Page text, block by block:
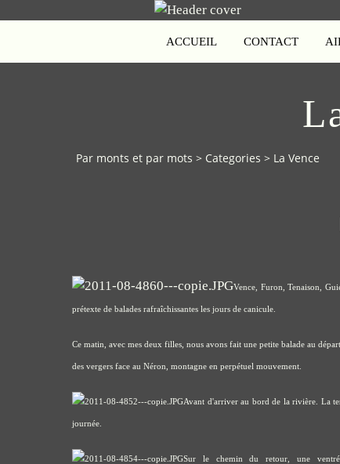
ACCUEIL CONTACT
Par monts et par mots > Categories > La Vence
Vence, Furon, Tenaison,
prétexte de balades rafraîchissantes les jours de canicule.
Ce matin, avec mes deux filles, nous avons fait une petite balade au
des vergers face au Néron, montagne en perpétuel mouvement
Avant d'arriver au bord de la rivière. La
journée.
Sur le chemin du retour, une